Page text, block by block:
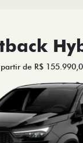
de R$